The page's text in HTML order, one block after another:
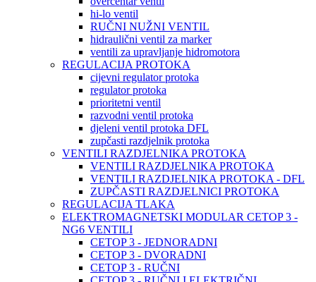
hi-lo ventil
RUČNI NUŽNI VENTIL
hidraulični ventil za marker
ventili za upravljanje hidromotora
REGULACIJA PROTOKA
cijevni regulator protoka
regulator protoka
prioritetni ventil
razvodni ventil protoka
djeleni ventil protoka DFL
zupčasti razdjelnik protoka
VENTILI RAZDJELNIKA PROTOKA
VENTILI RAZDJELNIKA PROTOKA
VENTILI RAZDJELNIKA PROTOKA - DFL
ZUPČASTI RAZDJELNICI PROTOKA
REGULACIJA TLAKA
ELEKTROMAGNETSKI MODULAR CETOP 3 -
NG6 VENTILI
CETOP 3 - JEDNORADNI
CETOP 3 - DVORADNI
CETOP 3 - RUČNI